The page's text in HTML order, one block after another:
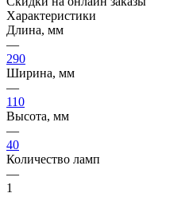
Характеристики
Длина, мм
—
290
Ширина, мм
—
110
Высота, мм
—
40
Количество ламп
—
1